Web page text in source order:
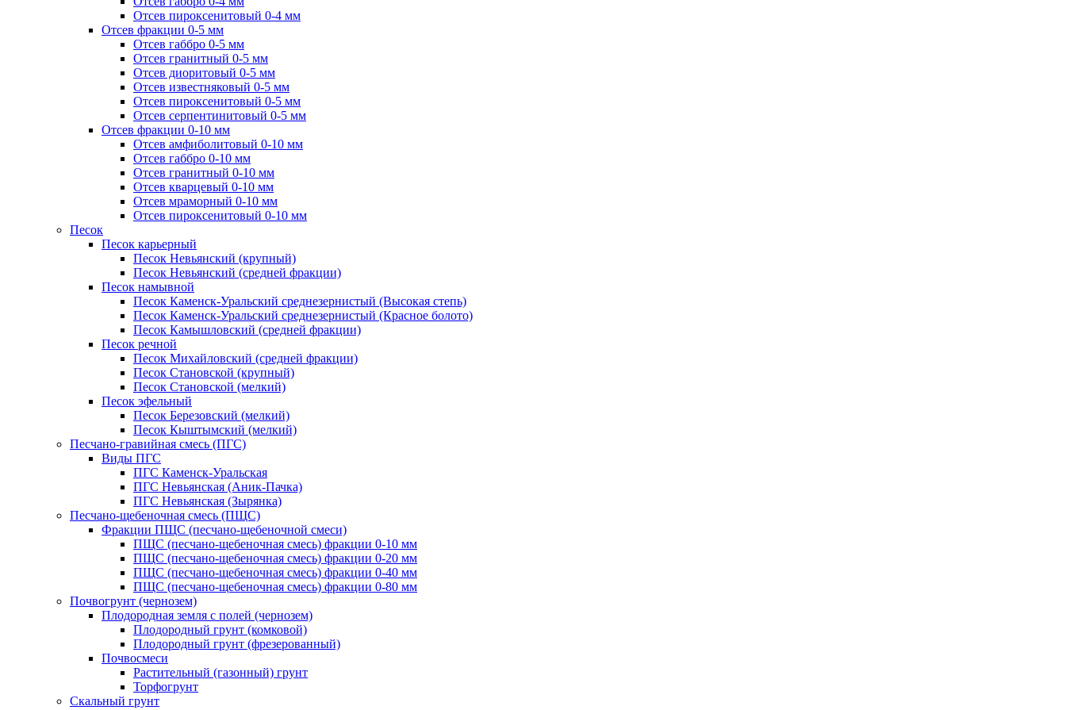
Отсев пироксенитовый 0-4 мм
Отсев фракции 0-5 мм
Отсев габбро 0-5 мм
Отсев гранитный 0-5 мм
Отсев диоритовый 0-5 мм
Отсев известняковый 0-5 мм
Отсев пироксенитовый 0-5 мм
Отсев серпентинитовый 0-5 мм
Отсев фракции 0-10 мм
Отсев амфиболитовый 0-10 мм
Отсев габбро 0-10 мм
Отсев гранитный 0-10 мм
Отсев кварцевый 0-10 мм
Отсев мраморный 0-10 мм
Отсев пироксенитовый 0-10 мм
Песок
Песок карьерный
Песок Невьянский (крупный)
Песок Невьянский (средней фракции)
Песок намывной
Песок Каменск-Уральский среднезернистый (Высокая степь)
Песок Каменск-Уральский среднезернистый (Красное болото)
Песок Камышловский (средней фракции)
Песок речной
Песок Михайловский (средней фракции)
Песок Становской (крупный)
Песок Становской (мелкий)
Песок эфельный
Песок Березовский (мелкий)
Песок Кыштымский (мелкий)
Песчано-гравийная смесь (ПГС)
Виды ПГС
ПГС Каменск-Уральская
ПГС Невьянская (Аник-Пачка)
ПГС Невьянская (Зырянка)
Песчано-щебеночная смесь (ПЩС)
Фракции ПЩС (песчано-щебеночной смеси)
ПЩС (песчано-щебеночная смесь) фракции 0-10 мм
ПЩС (песчано-щебеночная смесь) фракции 0-20 мм
ПЩС (песчано-щебеночная смесь) фракции 0-40 мм
ПЩС (песчано-щебеночная смесь) фракции 0-80 мм
Почвогрунт (чернозем)
Плодородная земля с полей (чернозем)
Плодородный грунт (комковой)
Плодородный грунт (фрезерованный)
Почвосмеси
Растительный (газонный) грунт
Торфогрунт
Скальный грунт